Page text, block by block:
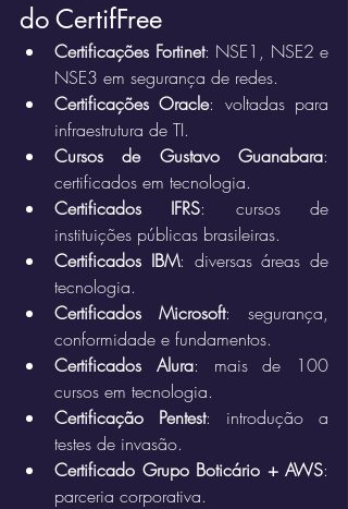
do CertifFree
Certificações Fortinet: NSE1, NSE2 e
NSE3 em segurança de redes.
Certificações Oracle: voltadas para
infraestrutura de TI.
Cursos de Gustavo Guanabara:
certificados em tecnologia.
Certificados IFRS: cursos de
instituições públicas brasileiras.
Certificados IBM: diversas áreas de
tecnologia.
Certificados Microsoft: segurança,
conformidade e fundamentos.
Certificados Alura: mais de 100
cursos em tecnologia.
Certificação Pentest: introdução a
testes de invasão.
Certificado Grupo Boticário + AWS:
parceria corporativa.